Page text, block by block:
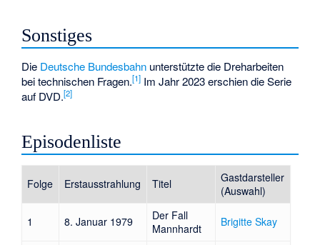
Sonstiges
Die Deutsche Bundesbahn unterstützte die Dreharbeiten
bei technischen Fragen.[1] Im Jahr 2023 erschien die Serie
auf DVD.[2]
Episodenliste
Folge Erstausstrahlung Titel
Gastdarsteller
(Auswahl)
1 8. Januar 1979
Der Fall
Mannhardt
Brigitte Skay